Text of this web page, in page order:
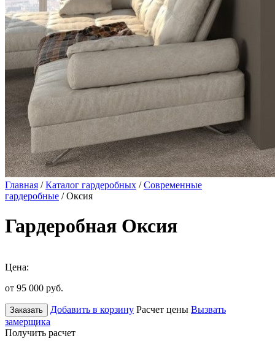
Главная /Каталог гардеробных /Современные
гардеробные / Оксия
Гардеробная Оксия
Цена:
от 95 000 руб.
Заказать Добавить в корзину Расчет цены Вызвать
замерщика
Получить расчет